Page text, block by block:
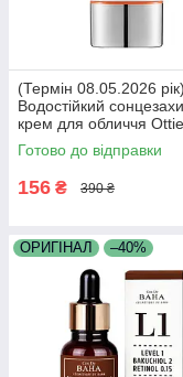
(Термін 08.05.2026 рік)
Водостійкий
крем для обличчя
Defense Sun Fluid
SPF43/PA++ 50м
Готово до відправки
156 ₴ 390 ₴
ОРИГІНАЛ –40%